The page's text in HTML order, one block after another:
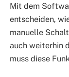
Mit dem
entscheiden,
manuelle
auch weiterhin
muss diese